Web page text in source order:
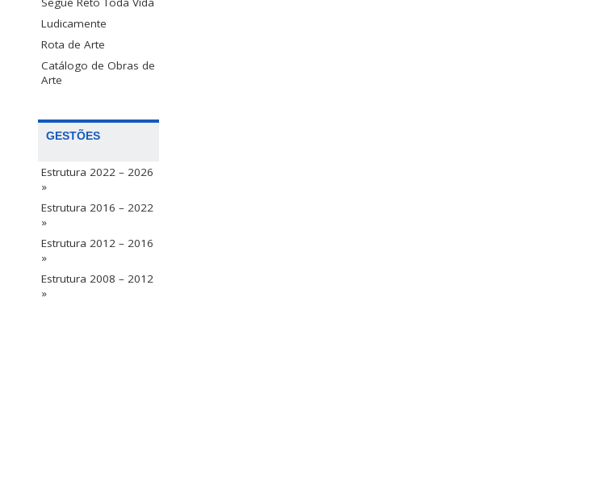
Ludicamente
Rota de Arte
Catálogo de Obras de
Arte
GESTÕES
Estrutura 2022 – 2026
»
Estrutura 2016 – 2022
»
Estrutura 2012 – 2016
»
Estrutura 2008 – 2012
»